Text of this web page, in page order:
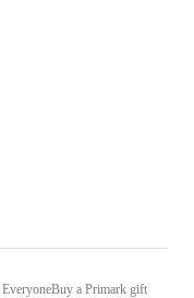
a Primark gift